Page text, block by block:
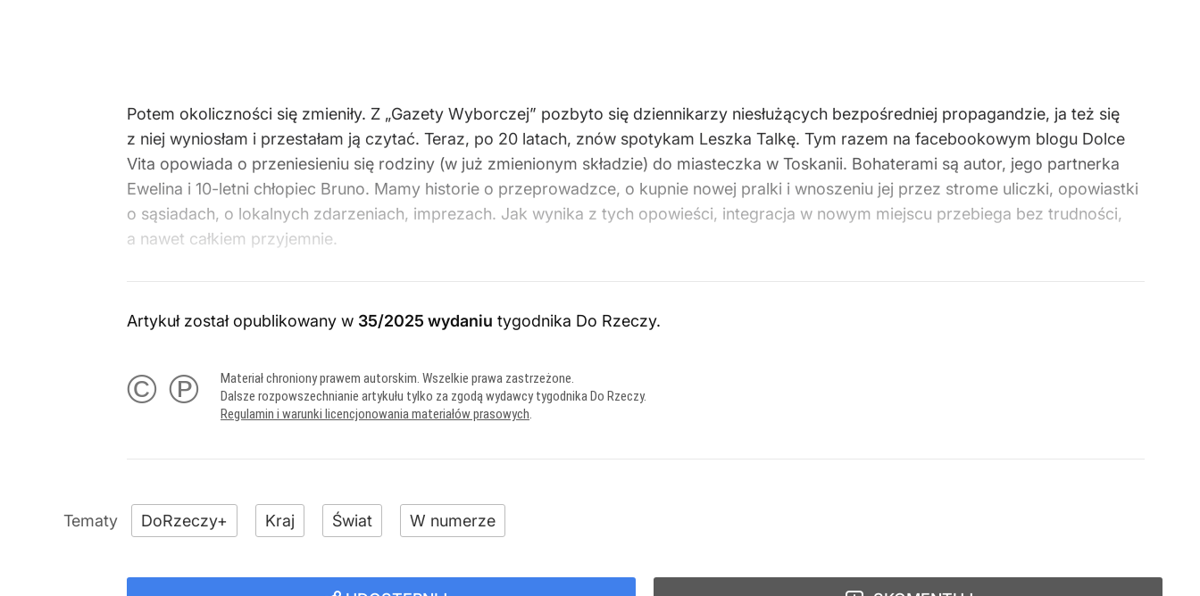
Potem okoliczności się zmieniły. Z „Gazety Wyborczej” pozbyto się dziennikarzy niesłużących bezpośredniej propagandzie, ja też się
z niej wyniosłam i przestałam ją czytać. Teraz, po 20 latach, znów spotykam Leszka Talkę. Tym razem na facebookowym blogu Dolce
Vita opowiada o przeniesieniu się rodziny (w już zmienionym składzie) do miasteczka w Toskanii. Bohaterami są autor, jego partnerka
Ewelina i 10-letni chłopiec Bruno. Mamy historie o przeprowadzce, o kupnie nowej pralki i wnoszeniu jej przez strome uliczki, opowiastki
o sąsiadach, o lokalnych zdarzeniach, imprezach. Jak wynika z tych opowieści, integracja w nowym miejscu przebiega bez trudności,
a nawet całkiem przyjemnie.
Artykuł został opublikowany w 35/2025 wydaniu tygodnika Do Rzeczy.
© ℗
Materiał chroniony prawem autorskim. Wszelkie prawa zastrzeżone.
Dalsze rozpowszechnianie artykułu tylko za zgodą wydawcy tygodnika Do Rzeczy.
Regulamin i warunki licencjonowania materiałów prasowych.
DoRzeczy+ Kraj Świat W numerze